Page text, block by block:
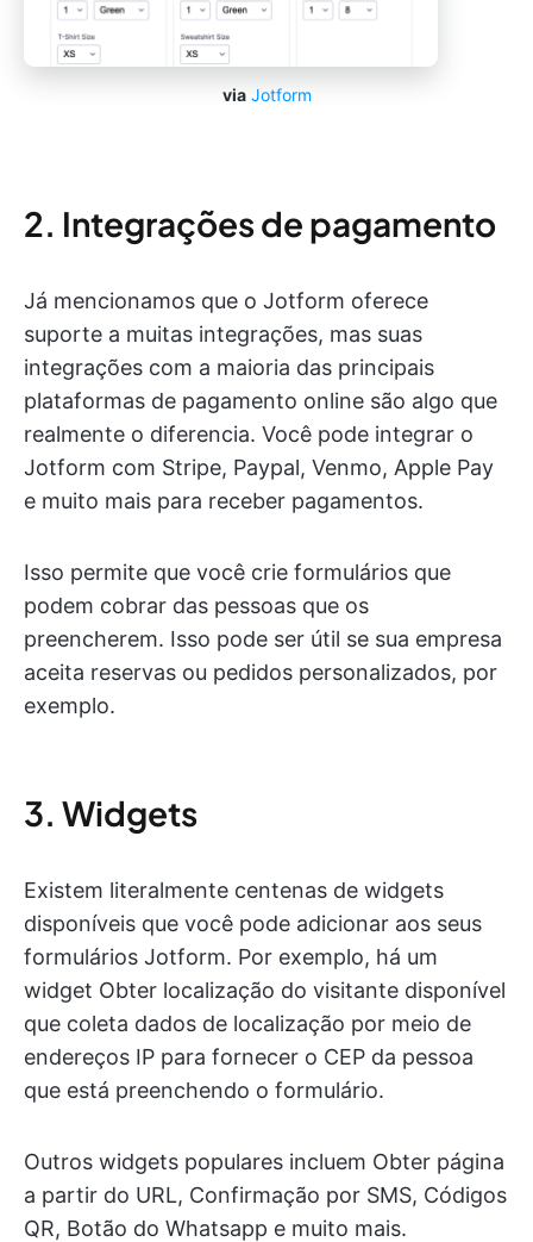
via Jotform
2. Integrações de pagamento
Já mencionamos que o Jotform oferece
suporte a muitas integrações, mas suas
integrações com a maioria das principais
plataformas de pagamento online são algo que
realmente o diferencia. Você pode integrar o
Jotform com Stripe, Paypal, Venmo, Apple Pay
e muito mais para receber pagamentos.
Isso permite que você crie formulários que
podem cobrar das pessoas que os
preencherem. Isso pode ser útil se sua empresa
aceita reservas ou pedidos personalizados, por
exemplo.
3. Widgets
Existem literalmente centenas de widgets
disponíveis que você pode adicionar aos seus
formulários Jotform. Por exemplo, há um
widget Obter localização do visitante disponível
que coleta dados de localização por meio de
endereços IP para fornecer o CEP da pessoa
que está preenchendo o formulário.
Outros widgets populares incluem Obter página
a partir do URL, Confirmação por SMS, Códigos
QR, Botão do Whatsapp e muito mais.